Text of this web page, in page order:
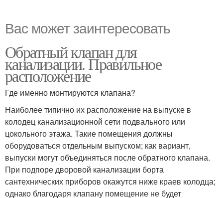
Вас может заинтересовать
Обратный клапан для
канализации. Правильное
расположение
Где именно монтируются клапана?
Наиболее типично их расположение на выпуске в
колодец канализационной сети подвального или
цокольного этажа. Такие помещения должны
оборудоваться отдельным выпуском; как вариант,
выпуски могут объединяться после обратного клапана.
При подпоре дворовой канализации борта
сантехнических приборов окажутся ниже краев колодца;
однако благодаря клапану помещение не будет